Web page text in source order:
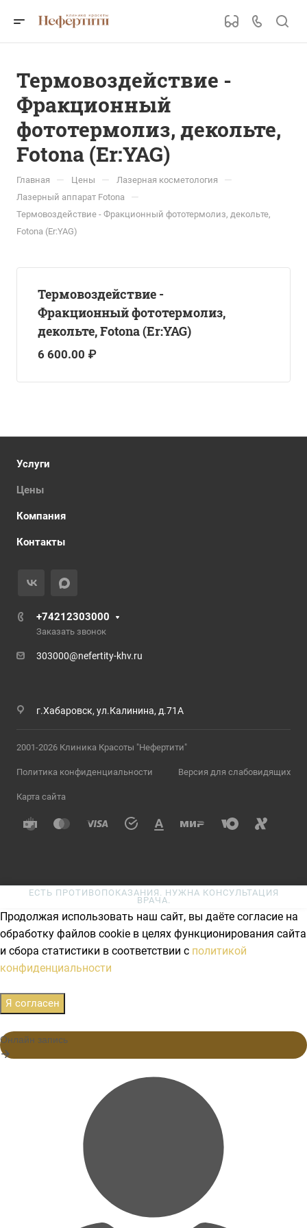
Термовоздействие -
Фракционный
фототермолиз, декольте,
Fotona (Er:YAG)
Главная — Цены — Лазерная косметология —
Лазерный аппарат Fotona —
Термовоздействие - Фракционный фототермолиз, декольте,
Fotona (Er:YAG)
Термовоздействие -
Фракционный фототермолиз,
декольте, Fotona (Er:YAG)
6 600.00 ₽
Услуги
Цены
Компания
Контакты
+74212303000
Заказать звонок
303000@nefertity-khv.ru
г.Хабаровск, ул.Калинина, д.71А
2001-2026 Клиника Красоты "Нефертити"
Политика конфиденциальности Версия для слабовидящих
Карта сайта
ЕСТЬ ПРОТИВОПОКАЗАНИЯ. НУЖНА КОНСУЛЬТАЦИЯ
ВРАЧА.
Продолжая использовать наш сайт, вы даёте согласие на
обработку файлов cookie в целях функционирования сайта
и сбора статистики в соответствии с политикой
конфиденциальности
Я согласен